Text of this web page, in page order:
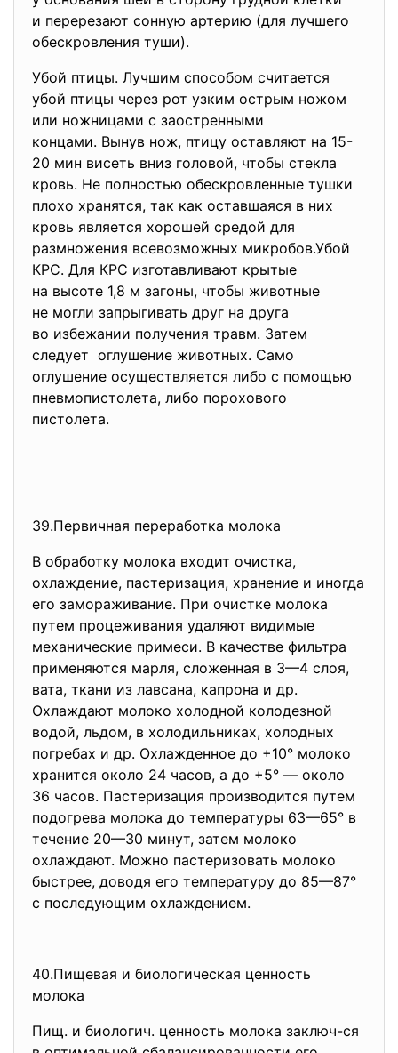
и перерезают сонную артерию (для лучшего
обескровления туши).
Убой птицы. Лучшим способом считается
убой птицы через рот узким острым ножом
или ножницами с заостренными
концами. Вынув нож, птицу оставляют на 15-
20 мин висеть вниз головой, чтобы стекла
кровь. Не полностью обескровленные тушки
плохо хранятся, так как оставшаяся в них
кровь является хорошей средой для
размножения всевозможных микробов.Убой
КРС. Для КРС изготавливают крытые
на высоте 1,8 м загоны, чтобы животные
не могли запрыгивать друг на друга
во избежании получения травм. Затем
следует оглушение животных. Само
оглушение осуществляется либо с помощью
пневмопистолета, либо порохового
пистолета.
39.Первичная переработка молока
В обработку молока входит очистка,
охлаждение, пастеризация, хранение и иногда
его замораживание. При очистке молока
путем процеживания удаляют видимые
механические примеси. В качестве фильтра
применяются марля, сложенная в 3—4 слоя,
вата, ткани из лавсана, капрона и др.
Охлаждают молоко холодной колодезной
водой, льдом, в холодильниках, холодных
погребах и др. Охлажденное до +10° молоко
хранится около 24 часов, а до +5° — около
36 часов. Пастеризация производится путем
подогрева молока до температуры 63—65° в
течение 20—30 минут, затем молоко
охлаждают. Можно пастеризовать молоко
быстрее, доводя его температуру до 85—87°
с последующим охлаждением.
40.Пищевая и биологическая ценность
молока
Пищ. и биологич. ценность молока заключ-ся